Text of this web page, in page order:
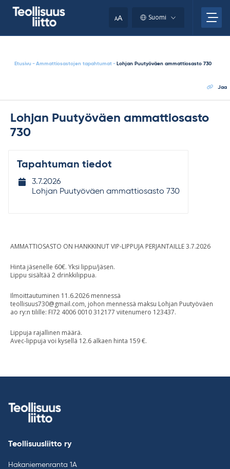
AA Suomi
Etusivu - Ammattiosastojen tapahtumat - Lohjan Puutyöväen ammattiosasto 730
Jaa
Lohjan Puutyöväen ammattiosasto
730
Tapahtuman tiedot
Tapahtuman
ajankohta
3.7.2026
Lohjan Puutyöväen ammattiosasto 730
AMMATTIOSASTO ON HANKKINUT VIP-LIPPUJA PERJANTAILLE 3.7.2026
Hinta jäsenelle 60€. Yksi lippu/jäsen.
Lippu sisältää 2 drinkkilippua.
Ilmoittautuminen 11.6.2026 mennessä
teollisuus730@gmail.com, johon mennessä maksu Lohjan Puutyöväen
ao ry:n tilille: FI72 4006 0010 312177 viitenumero 123437.
Lippuja rajallinen määrä.
Avec-lippuja voi kysellä 12.6 alkaen hinta 159 €.
clipboard.)
Teollisuusliitto ry
Hakaniemenranta 1A